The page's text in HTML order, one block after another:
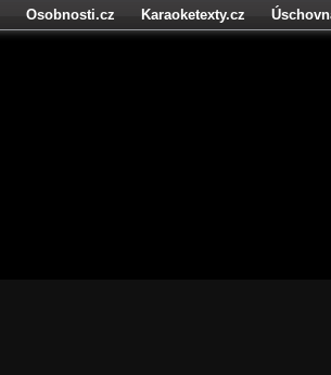
Osobnosti.cz Karaoketexty.cz